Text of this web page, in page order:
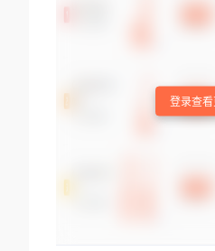
登录查看